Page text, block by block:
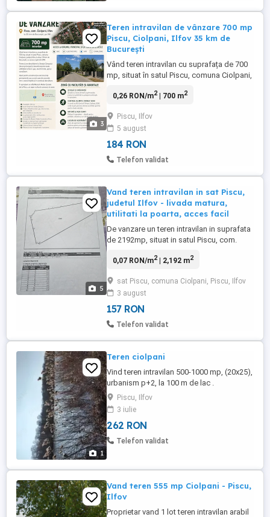
3
Teren intravilan de vânzare 700 mp
Piscu, Ciolpani, Ilfov 35 km de
București
Vând teren intravilan cu suprafața de 700
mp, situat în satul Piscu, comuna Ciolpani,
cu acces rapid din DN1. Terenul are
principal) și beneficiază de toate utilitățile
disponibile la limita proprietății: Gaz,
Energie electrică, ...
0,26 RON/m2| 700 m2
Piscu, Ilfov
5 august
184 RON
Telefon validat
5
Vand teren intravilan in sat Piscu,
judetul Ilfov - livada matura,
utilitati la poarta, acces facil
De vanzare un teren intravilan in suprafata
de 2192mp, situat in satul Piscu, com.
Bucuresti. Terenul este pretabil atat pentru
activitati agricole sau de relaxare.
Avantaje: - toate utilitatile sunt disponibile
la ...
0,07 RON/m2| 2,192 m2
sat Piscu, comuna Ciolpani, Piscu, Ilfov
3 august
157 RON
Telefon validat
1
Teren ciolpani
Vind teren intravilan 500-1000 mp, (20x25),
urbanism p+2, la 100 m de lac .
Piscu, Ilfov
3 iulie
262 RON
Telefon validat
Vand teren 555 mp Ciolpani - Piscu,
Ilfov
Proprietar vand 1 lot teren intravilan arabil